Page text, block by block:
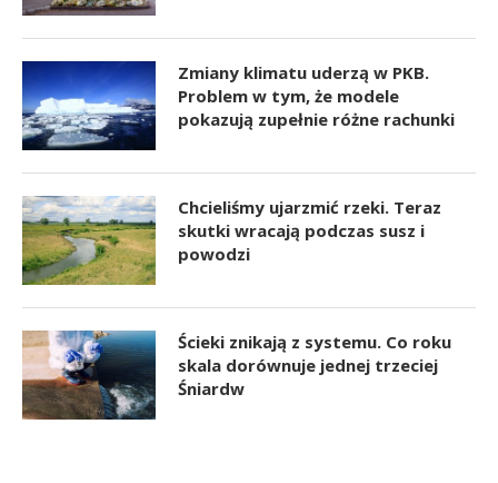
Zmiany klimatu uderzą w PKB.
Problem w tym, że modele
pokazują zupełnie różne rachunki
Chcieliśmy ujarzmić rzeki. Teraz
skutki wracają podczas susz i
powodzi
Ścieki znikają z systemu. Co roku
skala dorównuje jednej trzeciej
Śniardw